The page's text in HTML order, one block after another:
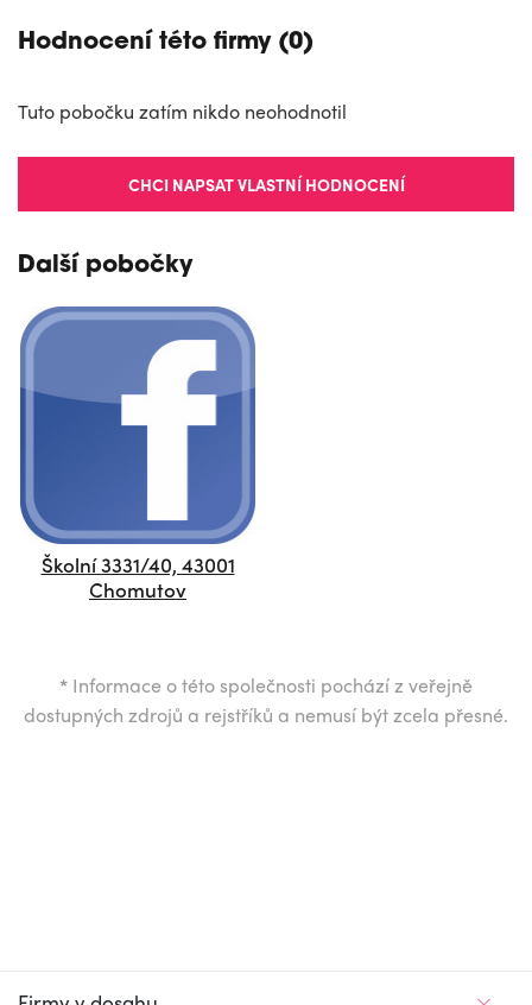
Hodnocení této firmy (0)
Tuto pobočku zatím nikdo neohodnotil
CHCI NAPSAT VLASTNÍ HODNOCENÍ
Další pobočky
Školní 3331/40, 43001
Chomutov
* Informace o této společnosti pochází z veřejně
dostupných zdrojů a rejstříků a nemusí být zcela přesné.